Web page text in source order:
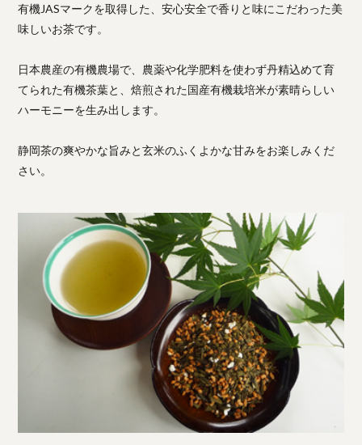
有機JASマークを取得した、安心安全で香りと味にこだわった美
味しいお茶です。
日本農産の有機農場で、農薬や化学肥料を使わず丹精込めて育
てられた有機茶葉と、焙煎された国産有機栽培米が素晴らしい
ハーモニーを生み出します。
静岡茶の爽やかな旨みと玄米のふくよかな甘みをお楽しみくだ
さい。